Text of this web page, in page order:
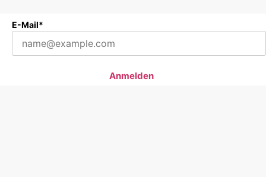
E-Mail*
Anmelden